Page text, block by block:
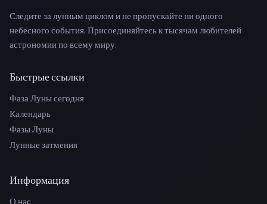
Следите за лунным циклом и не пропускайте ни одного
небесного события. Присоединяйтесь к тысячам любителей
астрономии по всему миру.
Быстрые ссылки
Фаза Луны сегодня
Календарь
Фазы Луны
Лунные затмения
Информация
О нас